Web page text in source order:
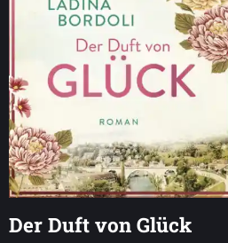
Der Duft von Glück